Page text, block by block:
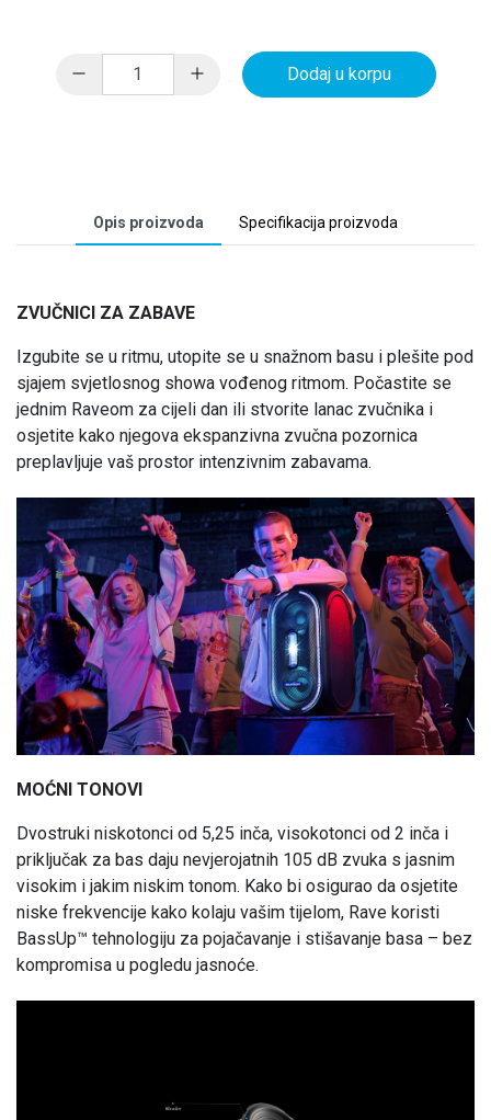
Dodaj u korpu
Opis proizvoda Specifikacija proizvoda
ZVUČNICI ZA ZABAVE
Izgubite se u ritmu, utopite se u snažnom basu i plešite pod
sjajem svjetlosnog showa vođenog ritmom. Počastite se
jednim Raveom za cijeli dan ili stvorite lanac zvučnika i
osjetite kako njegova ekspanzivna zvučna pozornica
preplavljuje vaš prostor intenzivnim zabavama.
MOĆNI TONOVI
Dvostruki niskotonci od 5,25 inča, visokotonci od 2 inča i
priključak za bas daju nevjerojatnih 105 dB zvuka s jasnim
visokim i jakim niskim tonom. Kako bi osigurao da osjetite
niske frekvencije kako kolaju vašim tijelom, Rave koristi
BassUp™ tehnologiju za pojačavanje i stišavanje basa – bez
kompromisa u pogledu jasnoće.